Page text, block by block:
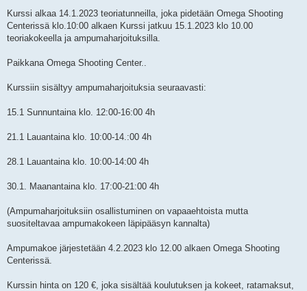
Kurssi alkaa 14.1.2023 teoriatunneilla, joka pidetään Omega Shooting
Centerissä klo.10:00 alkaen Kurssi jatkuu 15.1.2023 klo 10.00
teoriakokeella ja ampumaharjoituksilla.
Paikkana Omega Shooting Center..
Kurssiin sisältyy ampumaharjoituksia seuraavasti:
15.1 Sunnuntaina klo. 12:00-16:00 4h
21.1 Lauantaina klo. 10:00-14.:00 4h
28.1 Lauantaina klo. 10:00-14:00 4h
30.1. Maanantaina klo. 17:00-21:00 4h
(Ampumaharjoituksiin osallistuminen on vapaaehtoista mutta
suositeltavaa ampumakokeen läpipääsyn kannalta)
Ampumakoe järjestetään 4.2.2023 klo 12.00 alkaen Omega Shooting
Centerissä.
Kurssin hinta on 120 €, joka sisältää koulutuksen ja kokeet, ratamaksut,